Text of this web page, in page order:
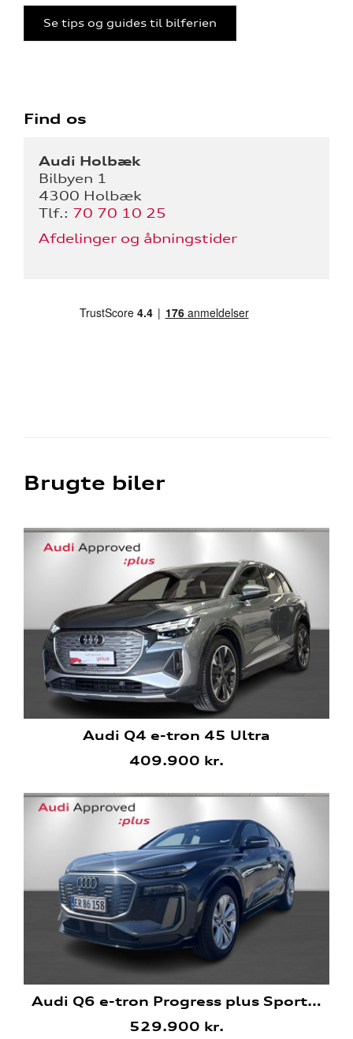
Se tips og guides til bilferien
Find os
Audi Holbæk
Bilbyen 1
4300 Holbæk
Tlf.: 70 70 10 25
Afdelinger og åbningstider
Brugte biler
Audi Q4 e-tron 45 Ultra
409.900 kr.
Audi Q6 e-tron Progress plus Sportback
529.900 kr.